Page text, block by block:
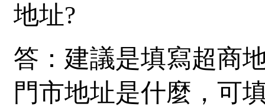
地址?
答：建議是填寫超商
門市地址是什麼，可